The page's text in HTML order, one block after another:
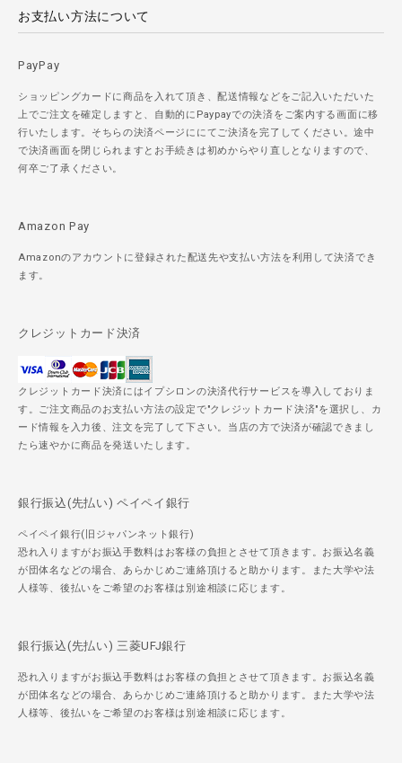
お支払い方法について
PayPay
ショッピングカードに商品を入れて頂き、配送情報などをご記入いただいた
上でご注文を確定しますと、自動的にPaypayでの決済をご案内する画面に移
行いたします。そちらの決済ページににてご決済を完了してください。途中
で決済画面を閉じられますとお手続きは初めからやり直しとなりますので、
何卒ご了承ください。
Amazon Pay
Amazonのアカウントに登録された配送先や支払い方法を利用して決済でき
ます。
クレジットカード決済
クレジットカード決済にはイプシロンの決済代行サービスを導入しておりま
す。ご注文商品のお支払い方法の設定で"クレジットカード決済"を選択し、カ
ード情報を入力後、注文を完了して下さい。当店の方で決済が確認できまし
たら速やかに商品を発送いたします。
銀行振込(先払い) ペイペイ銀行
ペイペイ銀行(旧ジャパンネット銀行)
恐れ入りますがお振込手数料はお客様の負担とさせて頂きます。お振込名義
が団体名などの場合、あらかじめご連絡頂けると助かります。また大学や法
人様等、後払いをご希望のお客様は別途相談に応じます。
銀行振込(先払い) 三菱UFJ銀行
恐れ入りますがお振込手数料はお客様の負担とさせて頂きます。お振込名義
が団体名などの場合、あらかじめご連絡頂けると助かります。また大学や法
人様等、後払いをご希望のお客様は別途相談に応じます。